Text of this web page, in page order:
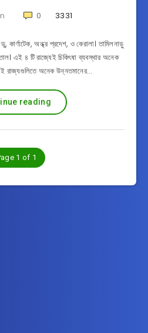
0 3331
কার্ণাটেক, অন্ধ্র প্রদেশ, ও কেরালা। তামিলনাড়ু
এই ৪ টি রাজ্যেই চিকিৎষা ব্যবস্থার অনেক
রাজ্যগুলিতে অনেক উন্নতমানের…
reading
1 of 1